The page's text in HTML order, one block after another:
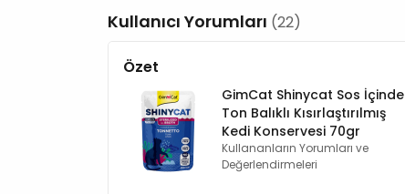
Kullanıcı Yorumları (22)
Özet
GimCat Shinycat Sos İçinde
Ton Balıklı Kısırlaştırılmış
Kedi Konservesi 70gr
Kullananların Yorumları ve
Değerlendirmeleri